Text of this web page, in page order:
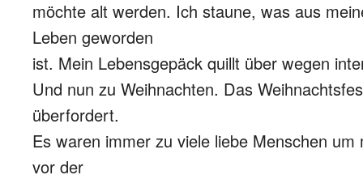
möchte alt werden. Ich staune, was aus
Leben geworden
ist. Mein Lebensgepäck quillt über wegen
Und nun zu Weihnachten. Das
überfordert.
Es waren immer zu viele liebe Menschen
vor der